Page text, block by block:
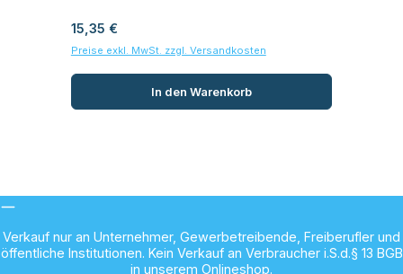
Regulärer Preis:
15,35 €
Preise exkl. MwSt. zzgl. Versandkosten
In den Warenkorb
Verkauf nur an Unternehmer, Gewerbetreibende, Freiberufler und
öffentliche Institutionen. Kein Verkauf an Verbraucher i.S.d.§ 13 BGB
in unserem Onlineshop.